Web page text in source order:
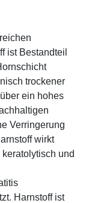
ist Bestandteil
trockener
ein hohes
Verringerung
wirkt
und
Harnstoff ist